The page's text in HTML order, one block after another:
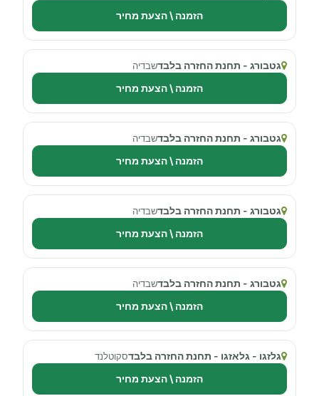
הזמנה \ הצעת מחיר
גטבורג - תחנת החזרה בלבדשבדיה
הזמנה \ הצעת מחיר
גטבורג - תחנת החזרה בלבדשבדיה
הזמנה \ הצעת מחיר
גטבורג - תחנת החזרה בלבדשבדיה
הזמנה \ הצעת מחיר
גטבורג - תחנת החזרה בלבדשבדיה
הזמנה \ הצעת מחיר
גלזגו - גלאזגו - תחנת החזרה בלבדסקוטלנד
הזמנה \ הצעת מחיר